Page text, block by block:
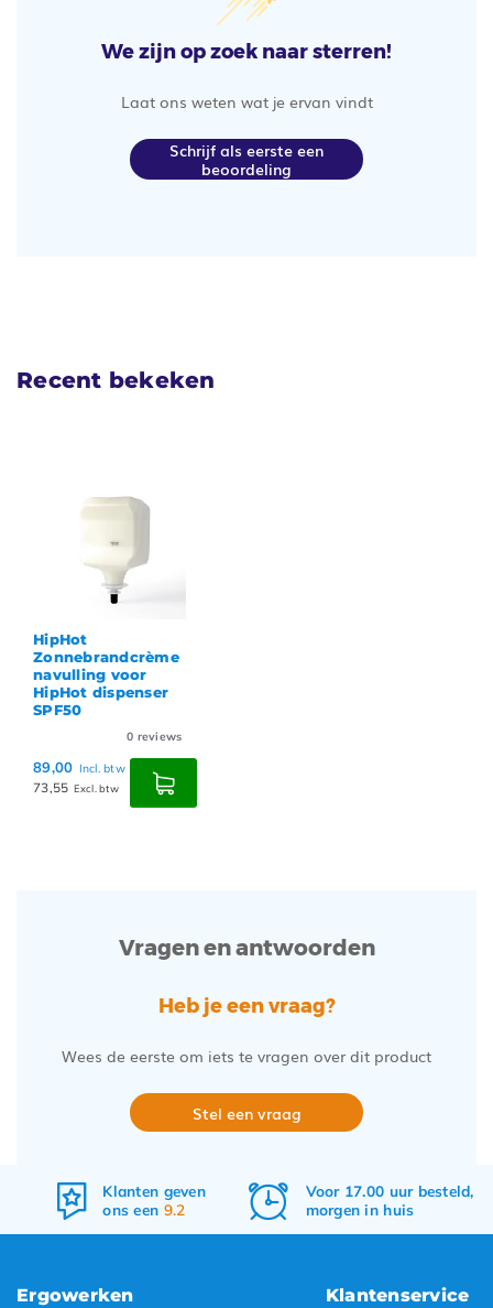
We zijn op zoek naar sterren!
Laat ons weten wat je ervan vindt
Schrijf als eerste een
beoordeling
Recent bekeken
HipHot
Zonnebrandcrème
navulling voor
HipHot dispenser
SPF50
0 reviews
89,00 Incl. btw
73,55 Excl. btw
Vragen en antwoorden
Heb je een vraag?
Wees de eerste om iets te vragen over dit product
Stel een vraag
Klanten geven
ons een 9.2
Voor 17.00 uur besteld,
morgen in huis
Ergowerken Klantenservice